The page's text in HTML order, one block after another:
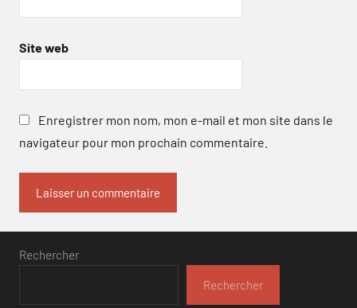
Site web
Enregistrer mon nom, mon e-mail et mon site dans le
navigateur pour mon prochain commentaire.
Rechercher
Rechercher